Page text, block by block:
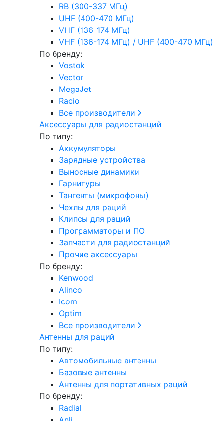
RB (300-337 МГц)
UHF (400-470 МГц)
VHF (136-174 МГц)
VHF (136-174 МГц) / UHF (400-470 МГц)
По бренду:
Vostok
Vector
MegaJet
Racio
Все производители
Аксессуары для радиостанций
По типу:
Аккумуляторы
Зарядные устройства
Выносные динамики
Гарнитуры
Тангенты (микрофоны)
Чехлы для раций
Клипсы для раций
Программаторы и ПО
Запчасти для радиостанций
Прочие аксессуары
По бренду:
Kenwood
Alinco
Icom
Optim
Все производители
Антенны для раций
По типу:
Автомобильные антенны
Базовые антенны
Антенны для портативных раций
По бренду:
Radial